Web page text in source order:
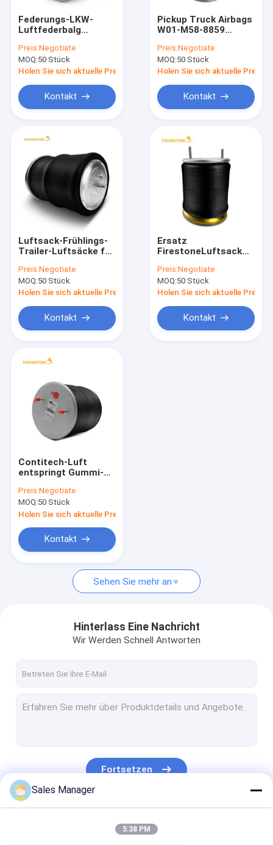
Industrieller Luft-Frühling
Luft-Suspendierungs-Spreize
Luft-Suspendierungs-Kompressor
Luft-Suspendierungs-Magnetventil-Block
Trailer-Luft-Frühling
Bus-Luft-Frühling
Kabinen-Luft-Frühling
Seat-Luft-Frühling
Fahrzeugmodifizierungskit
Federungs-LKW-
Luftfederbalg
Contitech 99-12P515
für Dreieck 8515
6368
Preis:Negotiate
MOQ:50 Stück
Holen Sie sich aktuelle Preis
Kontakt
Pickup Truck Airbags
W01-M58-8859
Goodyear Luftfeder
1R12-702
Preis:Negotiate
MOQ:50 Stück
Holen Sie sich aktuelle Preis
Kontakt
Luftsack-Frühlings-
Trailer-Luftsäcke für
4570 NP 02
4570NP02
Preis:Negotiate
MOQ:50 Stück
Holen Sie sich aktuelle Preis
Kontakt
Ersatz
FirestoneLuftsack
W01-M58-7074 1R11-
106 1R11106
Preis:Negotiate
MOQ:50 Stück
Holen Sie sich aktuelle Preis
Kontakt
Contitech-Luft
entspringt Gummi-
W01-M58-8612
W01M588612
Preis:Negotiate
MOQ:50 Stück
Holen Sie sich aktuelle Preis
Kontakt
Sehen Sie mehr an
Hinterlass Eine Nachricht
Wir Werden Schnell Antworten
Fortsetzen
Sales Manager
5:38 PM